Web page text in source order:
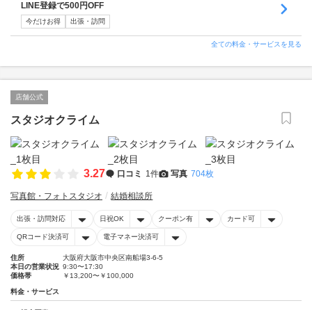
LINE登録で500円OFF
今だけお得 出張・訪問
全ての料金・サービスを見る
店舗公式
スタジオクライム
3.27 口コミ 1件 写真 704枚
写真館・フォトスタジオ 結婚相談所
出張・訪問対応 日祝OK クーポン有 カード可
QRコード決済可 電子マネー決済可
住所
大阪府大阪市中央区南船場3-6-5
本日の営業状況 9:30〜17:30
価格帯
￥13,200〜￥100,000
料金・サービス